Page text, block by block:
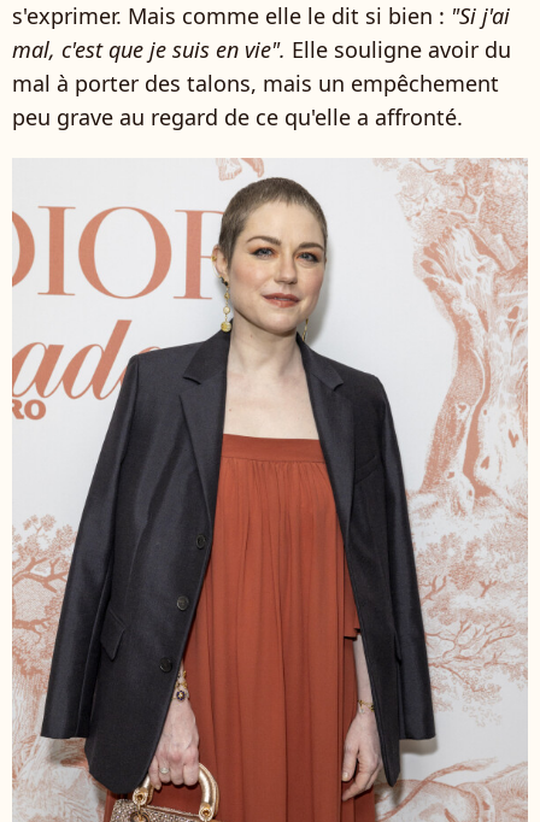
s'exprimer. Mais comme elle le dit si bien : "Si j'ai
mal, c'est que je suis en vie". Elle souligne avoir du
mal à porter des talons, mais un empêchement
peu grave au regard de ce qu'elle a affronté.